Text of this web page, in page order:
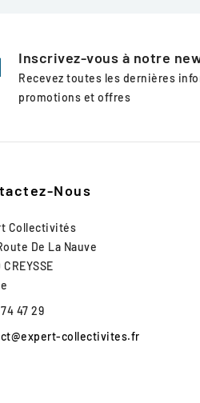
Inscrivez-vous à notre
Recevez toutes les dernières
promotions et offres
Nous
Collectivités
De La Nauve
47 29
collectivites.fr